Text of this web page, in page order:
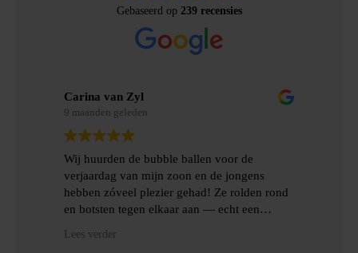
Gebaseerd op 239 recensies
Carina van Zyl
9 maanden geleden
Wij huurden de bubble ballen voor de
verjaardag van mijn zoon en de jongens
hebben zóveel plezier gehad! Ze rolden rond
en botsten tegen elkaar aan — echt een
Lees verder